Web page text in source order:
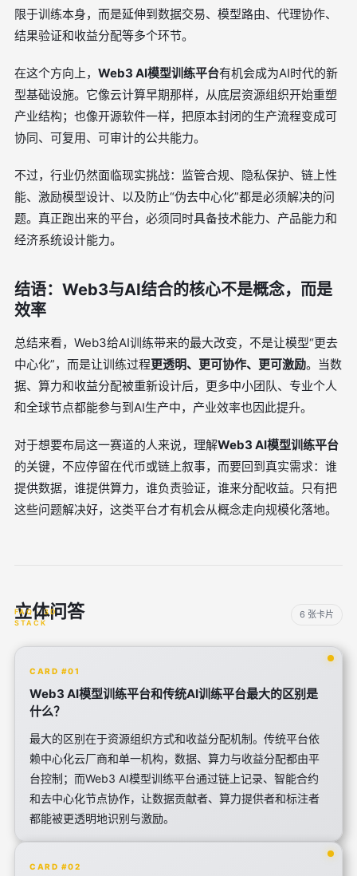
限于训练本身，而是延伸到数据交易、模型路由、代理协作、
结果验证和收益分配等多个环节。
在这个方向上， Web3 AI模型训练平台有机会成为AI时代的新
型基础设施。它像云计算早期那样，从底层资源组织开始重塑
产业结构；也像开源软件一样，把原本封闭的生产流程变成可
协同、可复用、可审计的公共能力。
不过，行业仍然面临现实挑战：监管合规、隐私保护、链上性
能、激励模型设计、以及防止“伪去中心化”都是必须解决的问
题。真正跑出来的平台，必须同时具备技术能力、产品能力和
经济系统设计能力。
结语：Web3与AI结合的核心不是概念，而是
效率
总结来看，Web3给AI训练带来的最大改变，不是让模型“更去
中心化”，而是让训练过程更透明、更可协作、更可激励。当数
据、算力和收益分配被重新设计后，更多中小团队、专业个人
和全球节点都能参与到AI生产中，产业效率也因此提升。
对于想要布局这一赛道的人来说，理解Web3 AI模型训练平台
的关键，不应停留在代币或链上叙事，而要回到真实需求：谁
提供数据，谁提供算力，谁负责验证，谁来分配收益。只有把
这些问题解决好，这类平台才有机会从概念走向规模化落地。
立体问答 6 张卡片
CARD #01
Web3 AI模型训练平台和传统AI训练平台最大的区别是
什么？
最大的区别在于资源组织方式和收益分配机制。传统平台依
赖中心化云厂商和单一机构，数据、算力与收益分配都由平
台控制；而Web3 AI模型训练平台通过链上记录、智能合约
和去中心化节点协作，让数据贡献者、算力提供者和标注者
都能被更透明地识别与激励。
CARD #02